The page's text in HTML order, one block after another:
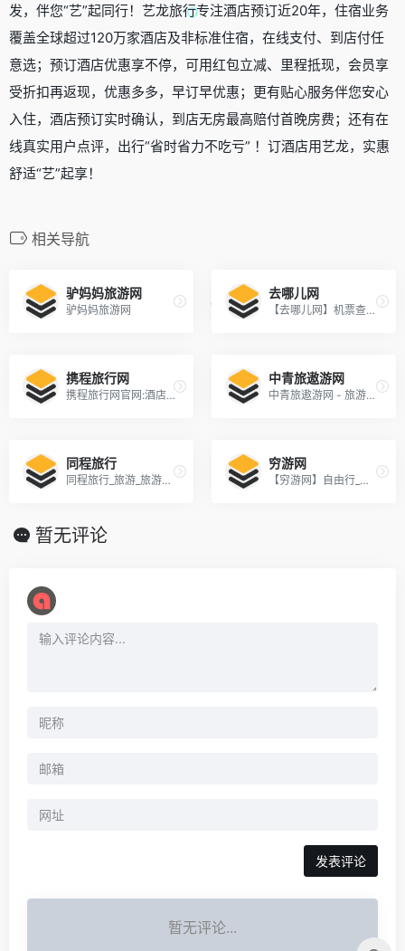
发，伴您“艺”起同行！艺龙旅行专注酒店预订近20年，住宿业务
覆盖全球超过120万家酒店及非标准住宿，在线支付、到店付任
意选；预订酒店优惠享不停，可用红包立减、里程抵现，会员享
受折扣再返现，优惠多多，早订早优惠；更有贴心服务伴您安心
入住，酒店预订实时确认，到店无房最高赔付首晚房费；还有在
线真实用户点评，出行“省时省力不吃亏” ！订酒店用艺龙，实惠
舒适“艺”起享！
相关导航
驴妈妈旅游网
驴妈妈旅游网
去哪儿网
【去哪儿网】机票查询预订，酒店预订，旅游团购，度假搜索，门票预订-去哪儿网Qunar.com
携程旅行网
携程旅行网官网:酒店预订,机票预订查询,旅游度假,商旅管理
中青旅遨游网
中青旅遨游网 - 旅游度假线路_酒店预订_签证办理_机票预订_旅游攻略
同程旅行
同程旅行_旅游_旅游线路_旅行_出国旅游_自驾游_周边游_旅游网站
穷游网
【穷游网】自由行_自助游攻略_旅游攻略分享社区
暂无评论
暂无评论...